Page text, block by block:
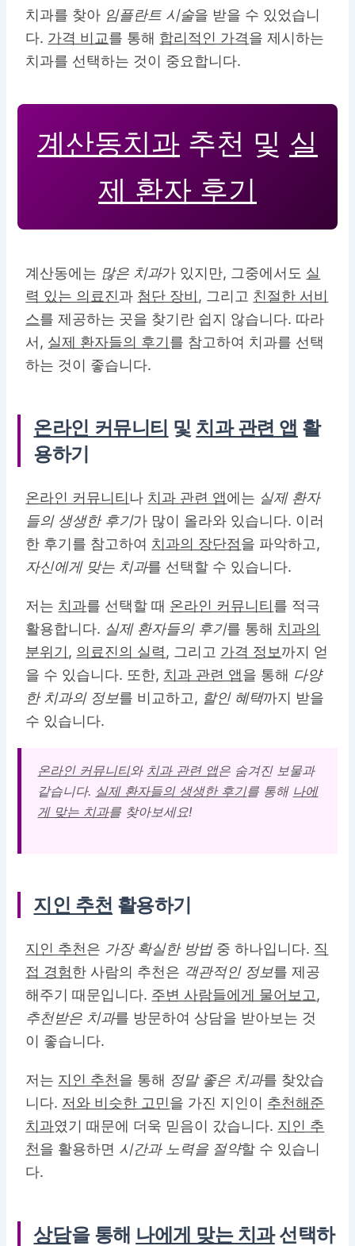
치과를 찾아 임플란트 시술을 받을 수 있었습니
다. 가격 비교를 통해 합리적인 가격을 제시하는
치과를 선택하는 것이 중요합니다.
계산동치과 추천 및 실
제 환자 후기
계산동에는 많은 치과가 있지만, 그중에서도 실
력 있는 의료진과 첨단 장비, 그리고 친절한 서비
스를 제공하는 곳을 찾기란 쉽지 않습니다. 따라
서, 실제 환자들의 후기를 참고하여 치과를 선택
하는 것이 좋습니다.
온라인 커뮤니티 및 치과 관련 앱 활
용하기
온라인 커뮤니티나 치과 관련 앱에는 실제 환자
들의 생생한 후기가 많이 올라와 있습니다. 이러
한 후기를 참고하여 치과의 장단점을 파악하고,
자신에게 맞는 치과를 선택할 수 있습니다.
저는 치과를 선택할 때 온라인 커뮤니티를 적극
활용합니다. 실제 환자들의 후기를 통해 치과의
분위기, 의료진의 실력, 그리고 가격 정보까지 얻
을 수 있습니다. 또한, 치과 관련 앱을 통해 다양
한 치과의 정보를 비교하고, 할인 혜택까지 받을
수 있습니다.
온라인 커뮤니티와 치과 관련 앱은 숨겨진 보물과
같습니다. 실제 환자들의 생생한 후기를 통해 나에
게 맞는 치과를 찾아보세요!
지인 추천 활용하기
지인 추천은 가장 확실한 방법중 하나입니다. 직
접 경험한 사람의 추천은 객관적인 정보를 제공
해주기 때문입니다. 주변 사람들에게 물어보고,
추천받은 치과를 방문하여 상담을 받아보는 것
이 좋습니다.
저는 지인 추천을 통해 정말 좋은 치과를 찾았습
니다. 저와 비슷한 고민을 가진 지인이 추천해준
치과였기 때문에 더욱 믿음이 갔습니다. 지인 추
천을 활용하면 시간과 노력을 절약할 수 있습니
다.
상담을 통해 나에게 맞는 치과선택하